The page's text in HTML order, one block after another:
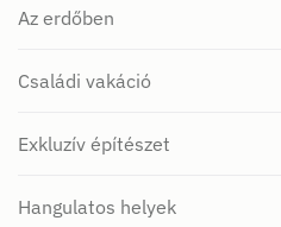
Az erdőben
Családi vakáció
Exkluzív építészet
Hangulatos helyek